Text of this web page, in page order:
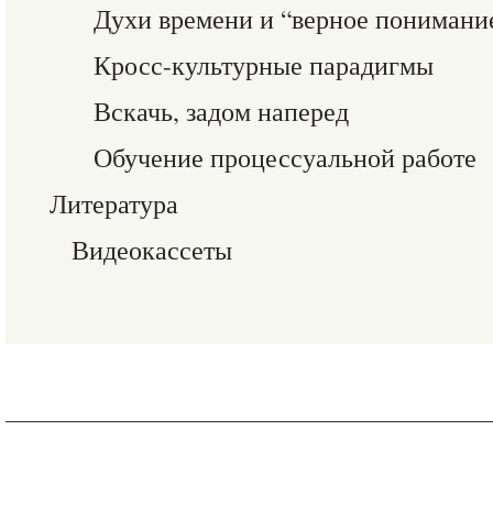
Духи времени и “верное
Кросс-культурные парадигмы
Вскачь, задом наперед
Обучение процессуальной работе
Литература
Видеокассеты